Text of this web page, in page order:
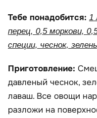
Тебе понадобится: 1
перец, 0,5 моркови,
специи, чеснок,
Приготовление:
давленый чеснок,
лаваш. Все овощи
разложи на